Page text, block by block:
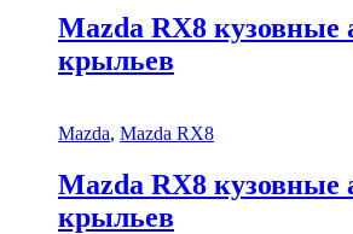
Mazda RX8 кузовные
крыльев
Mazda, Mazda RX8
Mazda RX8 кузовные
крыльев